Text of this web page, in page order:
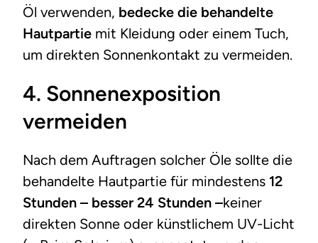
Öl verwenden, bedecke die behandelte
Hautpartie mit Kleidung oder einem Tuch,
um direkten Sonnenkontakt zu vermeiden.
4. Sonnenexposition
vermeiden
Nach dem Auftragen solcher Öle sollte die
behandelte Hautpartie für mindestens 12
Stunden – besser 24 Stunden –keiner
direkten Sonne oder künstlichem UV-Licht